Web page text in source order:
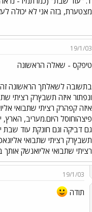
מצטערת, בזה אני לא יכולה
19/1/03
טיפקס - שאלה הראשונה
בתשובה לשאלתך הראשונה זה
ונפתור איזה תשבץרק רציתי
איזה קפהרק רציתי שתבואי
פיצהוחוסל היום.מעריב,
גם דביקה וגם חונקת עוד שבת
תשבץרק רציתי שתבואי
רציתי שתבואי אליואנשק
19/1/03
תודה